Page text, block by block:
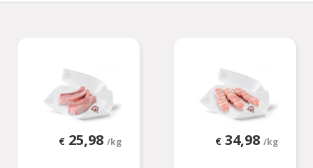
€ 25,98 /kg € 34,98 /kg